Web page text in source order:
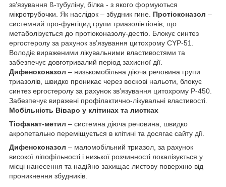
зв’язування ß-тубуліну, білка - з якого формуються
мікротрубочки. Як наслідок – збудник гине. Протіоконазол –
системний про-фунгіцид групи триазолінтіонів, що
метаболізується до протіоконазолу-дестіо. Блокує синтез
ергостеролу за рахунок зв’язування цитохрому CYP-51.
Володіє вираженими лікувальними властивостями та
забезпечує довготривалий період захисної дії.
Дифеноконазол – низькомобільна діюча речовина групи
триазолів, швидко проникає через воскові нальоти, блокує
синтез ергостеролу за рахунок зв’язування цитохрому Р-450.
Забезпечує виражені профілактично-лікувальні властивості.
Мобільність Віваро у клітинах та листках
Тіофанат-метил – системна діюча речовина, швидко
акропетально переміщується в клітині та досягає сайту дії.
Дифеноконазол – маломобільний триазол, за рахунок
високої ліпофільності і низької розчинності локалізується у
місці нанесення та надійно захищає листову поверхню від
проникнення збудників.